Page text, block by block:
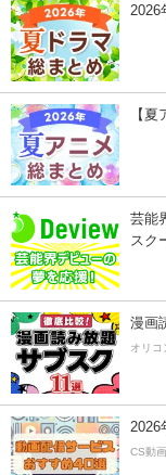
2026
【
芸能
スク
漫画
オリコ
2026
CS動